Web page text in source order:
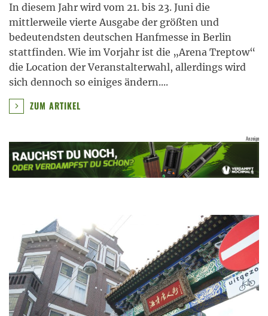
In diesem Jahr wird vom 21. bis 23. Juni die
mittlerweile vierte Ausgabe der größten und
bedeutendsten deutschen Hanfmesse in Berlin
stattfinden. Wie im Vorjahr ist die „Arena Treptow“
die Location der Veranstalterwahl, allerdings wird
sich dennoch so einiges ändern....
ZUM ARTIKEL